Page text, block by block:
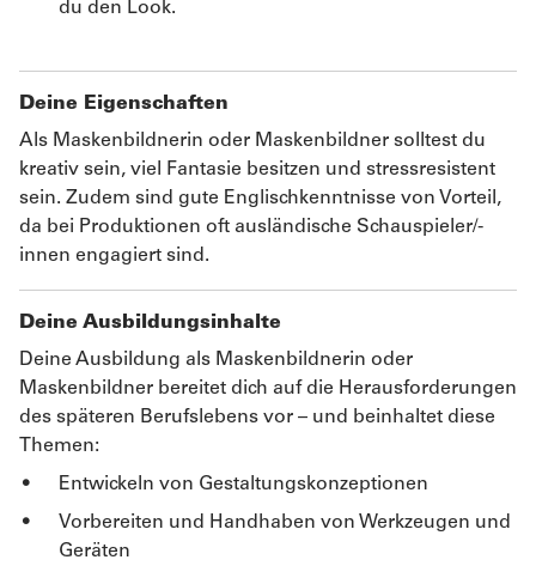
du den Look.
Deine Eigenschaften
Als Maskenbildnerin oder Maskenbildner solltest du
kreativ sein, viel Fantasie besitzen und stressresistent
sein. Zudem sind gute Englischkenntnisse von Vorteil,
da bei Produktionen oft ausländische Schauspieler/-
innen engagiert sind.
Deine Ausbildungsinhalte
Deine Ausbildung als Maskenbildnerin oder
Maskenbildner bereitet dich auf die Herausforderungen
des späteren Berufslebens vor – und beinhaltet diese
Themen:
Entwickeln von Gestaltungskonzeptionen
Vorbereiten und Handhaben von Werkzeugen und
Geräten